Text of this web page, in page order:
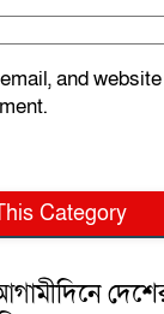
and
Category